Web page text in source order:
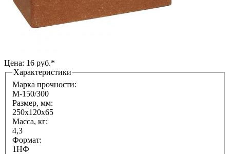
Цена: 16 руб.*
Характеристики
Марка прочности:
М-150/300
Размер, мм:
250х120х65
Масса, кг:
4,3
Формат:
1НФ